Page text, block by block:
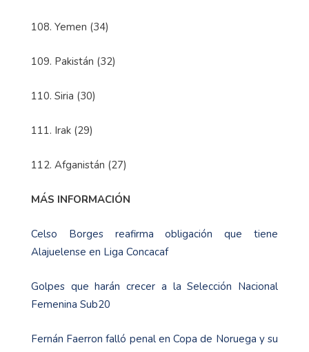
108. Yemen (34)
109. Pakistán (32)
110. Siria (30)
111. Irak (29)
112. Afganistán (27)
MÁS INFORMACIÓN
Celso Borges reafirma obligación que tiene
Alajuelense en Liga Concacaf
Golpes que harán crecer a la Selección Nacional
Femenina Sub20
Fernán Faerron falló penal en Copa de Noruega y su